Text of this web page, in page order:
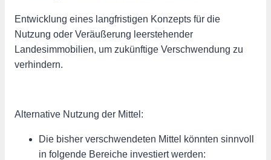
Entwicklung eines langfristigen Konzepts für die
Nutzung oder Veräußerung leerstehender
Landesimmobilien, um zukünftige Verschwendung zu
verhindern.
Alternative Nutzung der Mittel:
Die bisher verschwendeten Mittel könnten sinnvoll
in folgende Bereiche investiert werden: